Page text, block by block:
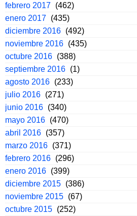
febrero 2017 (462)
enero 2017 (435)
diciembre 2016 (492)
noviembre 2016 (435)
octubre 2016 (388)
septiembre 2016 (1)
agosto 2016 (233)
julio 2016 (271)
junio 2016 (340)
mayo 2016 (470)
abril 2016 (357)
marzo 2016 (371)
febrero 2016 (296)
enero 2016 (399)
diciembre 2015 (386)
noviembre 2015 (67)
octubre 2015 (252)